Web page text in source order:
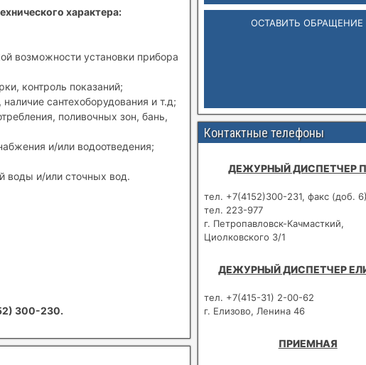
характера:
возможности установки прибора
контроль показаний;
сантехоборудования и т.д;
поливочных зон, бань,
и/или водоотведения;
воды и/или сточных вод.
300-230.
ОСТАВИТЬ ОБРАЩЕНИЕ
Контактные телефоны
ДЕЖУРНЫЙ ДИСПЕТЧЕР
тел. +7(4152)300-231, факс (доб.
тел. 223-977
г. Петропавловск-Качмасткий,
Циолковского 3/1
ДЕЖУРНЫЙ ДИСПЕТЧЕР
тел. +7(415-31) 2-00-62
г. Елизово, Ленина 46
ПРИЕМНАЯ